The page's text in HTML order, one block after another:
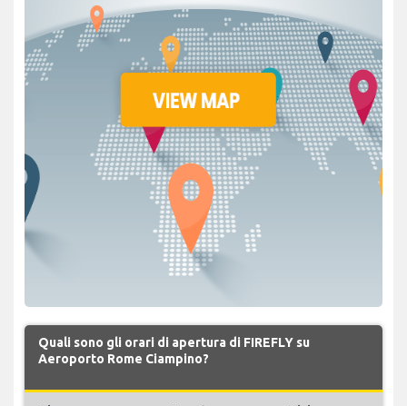
Quali sono gli orari di apertura di FIREFLY su
Aeroporto Rome Ciampino?